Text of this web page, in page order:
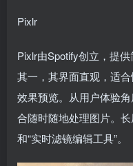
Pixlr
Pixlr由Spotify创立，提供
其一，其界面直观，适
效果预览。从用户体验
合随时随地处理图片。
和“实时滤镜编辑工具”。